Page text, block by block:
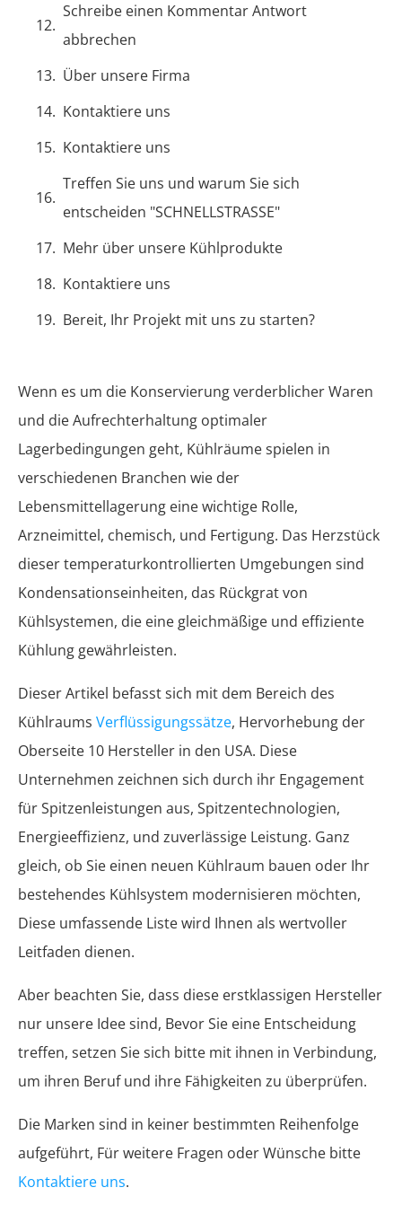
Schreibe einen Kommentar Antwort
abbrechen
Über unsere Firma
Kontaktiere uns
Kontaktiere uns
Treffen Sie uns und warum Sie sich
entscheiden "SCHNELLSTRASSE"
Mehr über unsere Kühlprodukte
Kontaktiere uns
Bereit, Ihr Projekt mit uns zu starten?
Wenn es um die Konservierung verderblicher Waren
und die Aufrechterhaltung optimaler
Lagerbedingungen geht, Kühlräume spielen in
verschiedenen Branchen wie der
Lebensmittellagerung eine wichtige Rolle,
Arzneimittel, chemisch, und Fertigung. Das Herzstück
dieser temperaturkontrollierten Umgebungen sind
Kondensationseinheiten, das Rückgrat von
Kühlsystemen, die eine gleichmäßige und effiziente
Kühlung gewährleisten.
Dieser Artikel befasst sich mit dem Bereich des
Kühlraums Verflüssigungssätze, Hervorhebung der
Oberseite 10 Hersteller in den USA. Diese
Unternehmen zeichnen sich durch ihr Engagement
für Spitzenleistungen aus, Spitzentechnologien,
Energieeffizienz, und zuverlässige Leistung. Ganz
gleich, ob Sie einen neuen Kühlraum bauen oder Ihr
bestehendes Kühlsystem modernisieren möchten,
Diese umfassende Liste wird Ihnen als wertvoller
Leitfaden dienen.
Aber beachten Sie, dass diese erstklassigen Hersteller
nur unsere Idee sind, Bevor Sie eine Entscheidung
treffen, setzen Sie sich bitte mit ihnen in Verbindung,
um ihren Beruf und ihre Fähigkeiten zu überprüfen.
Die Marken sind in keiner bestimmten Reihenfolge
aufgeführt, Für weitere Fragen oder Wünsche bitte
Kontaktiere uns.